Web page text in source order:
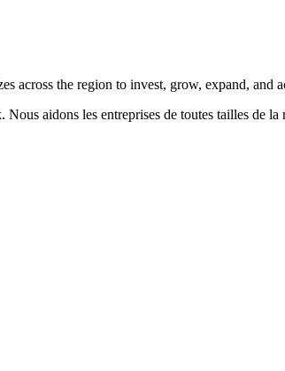
across the region to invest, grow, expand, and
aidons les entreprises de toutes tailles de